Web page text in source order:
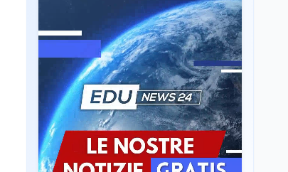
Scuola8 ago
A Taranto la dispersione
si combatte con la
pedagogia della
relazione
Mondo8 ago
IRIS² dal 2029: dietro
Starlink e xAI, e senza
soldi italiani